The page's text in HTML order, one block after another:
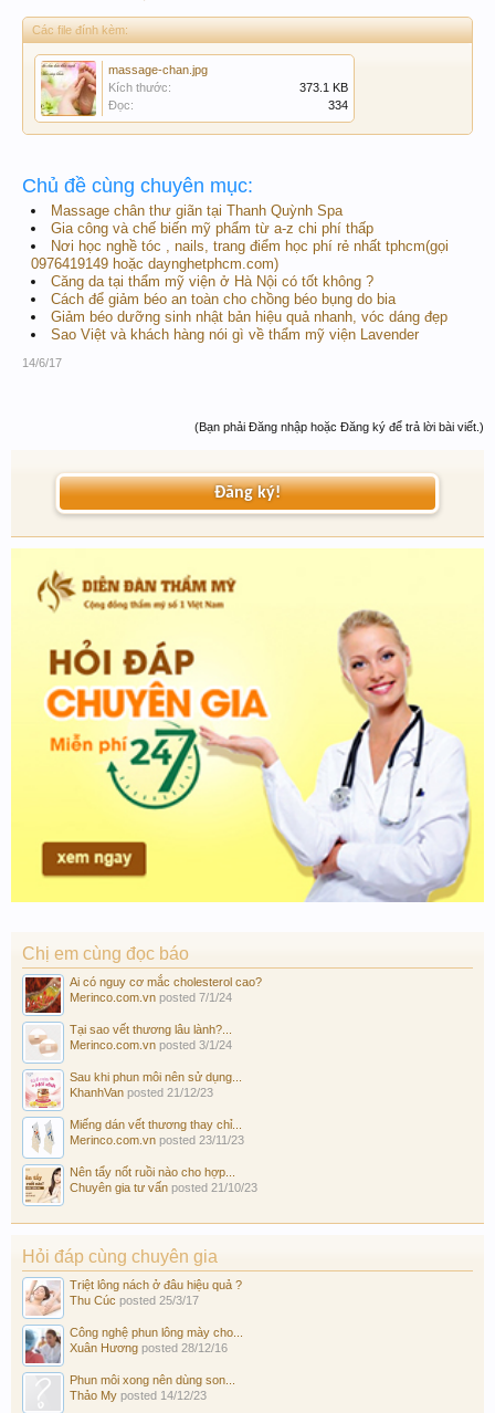
Các file đính kèm:
massage-chan.jpg
Kích thước:
373.1 KB
Đọc:
334
Chủ đề cùng chuyên mục:
Massage chân thư giãn tại Thanh Quỳnh Spa
Gia công và chế biến mỹ phẩm từ a-z chi phí thấp
Nơi học nghề tóc , nails, trang điểm học phí rẻ nhất tphcm(gọi
0976419149 hoặc daynghetphcm.com)
Căng da tại thẩm mỹ viện ở Hà Nội có tốt không ?
Cách để giảm béo an toàn cho chồng béo bụng do bia
Giảm béo dưỡng sinh nhật bản hiệu quả nhanh, vóc dáng đẹp
Sao Việt và khách hàng nói gì về thẩm mỹ viện Lavender
14/6/17
(Bạn phải Đăng nhập hoặc Đăng ký để trả lời bài viết.)
Đăng ký!
Chị em cùng đọc báo
Ai có nguy cơ mắc cholesterol cao?
Merinco.com.vn posted 7/1/24
Tại sao vết thương lâu lành?...
Merinco.com.vn posted 3/1/24
Sau khi phun môi nên sử dụng...
KhanhVan posted 21/12/23
Miếng dán vết thương thay chỉ...
Merinco.com.vn posted 23/11/23
Nên tẩy nốt ruồi nào cho hợp...
Chuyên gia tư vấn posted 21/10/23
Hỏi đáp cùng chuyên gia
Triệt lông nách ở đâu hiệu quả ?
Thu Cúc posted 25/3/17
Công nghệ phun lông mày cho...
Xuân Hương posted 28/12/16
Phun môi xong nên dùng son...
Thảo My posted 14/12/23